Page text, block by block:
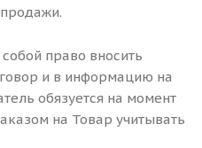
право вносить
и в информацию на
обязуется на момент
на Товар учитывать